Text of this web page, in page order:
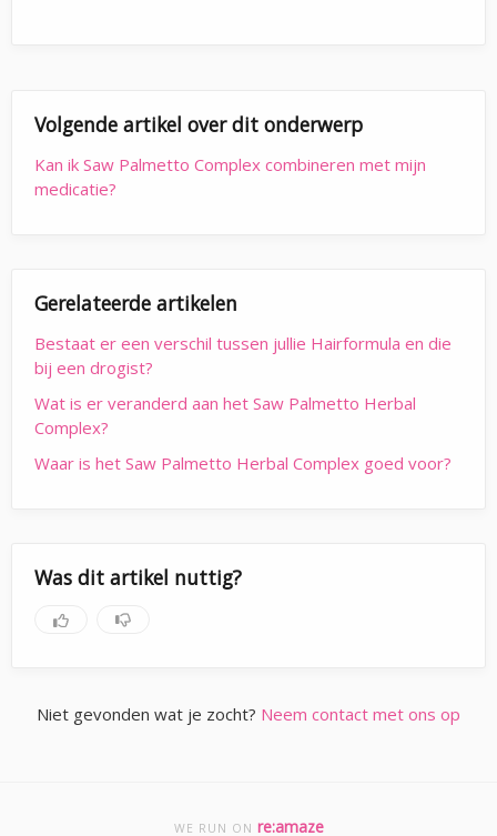
Volgende artikel over dit onderwerp
Kan ik Saw Palmetto Complex combineren met mijn
medicatie?
Gerelateerde artikelen
Bestaat er een verschil tussen jullie Hairformula en die
bij een drogist?
Wat is er veranderd aan het Saw Palmetto Herbal
Complex?
Waar is het Saw Palmetto Herbal Complex goed voor?
Was dit artikel nuttig?
Niet gevonden wat je zocht? Neem contact met ons op
WE RUN ON re:amaze